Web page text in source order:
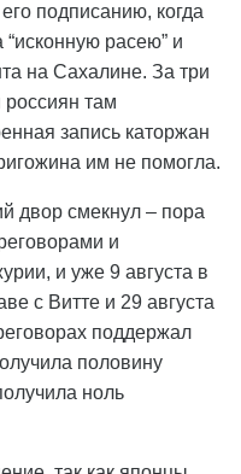
подписанию, когда
расею” и
на Сахалине. За три
там
запись каторжан
им не помогла.
двор смекнул – пора
и
и уже 9 августа в
с Витте и 29 августа
поддержал
половину
ноль